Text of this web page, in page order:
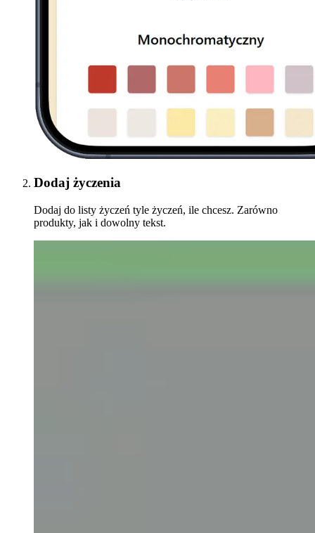
Dodaj życzenia
Dodaj do listy życzeń tyle życzeń, ile chcesz. Zarówno
produkty, jak i dowolny tekst.